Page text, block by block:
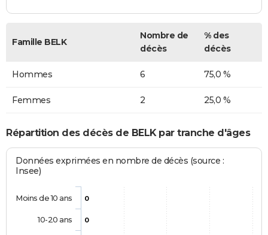
Famille BELK
Nombre de
décès
% des
décès
Hommes 6 75,0 %
Femmes 2 25,0 %
Répartition des décès de BELK par tranche d'âges
Données exprimées en nombre de décès (source :
Insee)
0
0
Moins de 10 ans
10-20 ans